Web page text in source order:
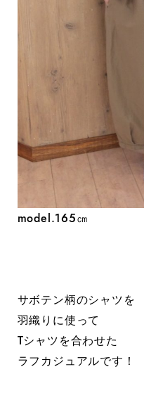
model.165㎝
サボテン柄のシャツを
羽織りに使って
Tシャツを合わせた
ラフカジュアルです！